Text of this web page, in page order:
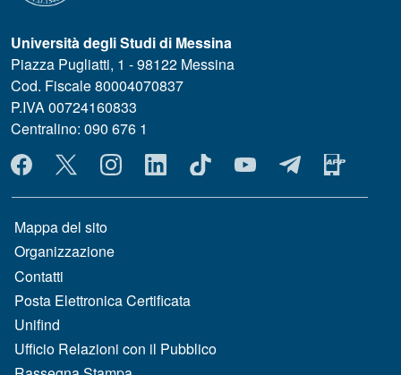
Università degli Studi di Messina
Piazza Pugliatti, 1 - 98122 Messina
Cod. Fiscale 80004070837
P.IVA 00724160833
Centralino: 090 676 1
MENÙ SOCIAL
MENÙ FOOTER 1
Mappa del sito
Organizzazione
Contatti
Posta Elettronica Certificata
Unifind
Ufficio Relazioni con il Pubblico